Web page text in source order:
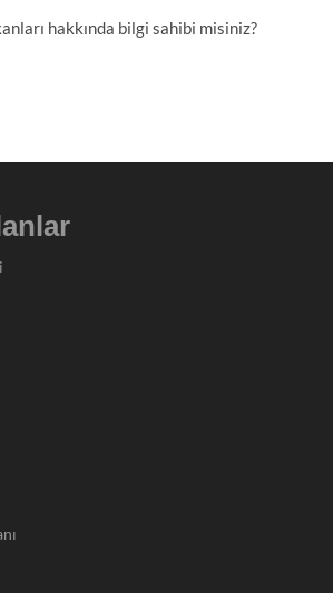
hakkında bilgi sahibi misiniz?